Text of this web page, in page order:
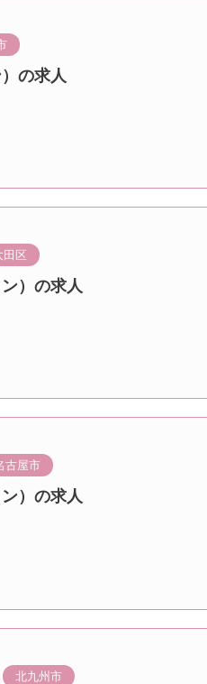
の求人
田区
）の求人
古屋市
）の求人
北九州市